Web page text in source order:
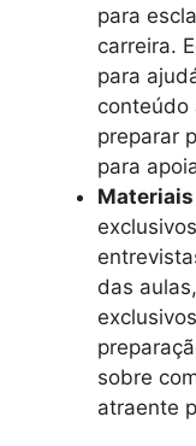
para
carreira.
para
conteúdo
preparar
para
das
sobre
atraente